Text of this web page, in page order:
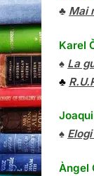
♣ Mai
Karel
♠ La
♣
♠
Àngel